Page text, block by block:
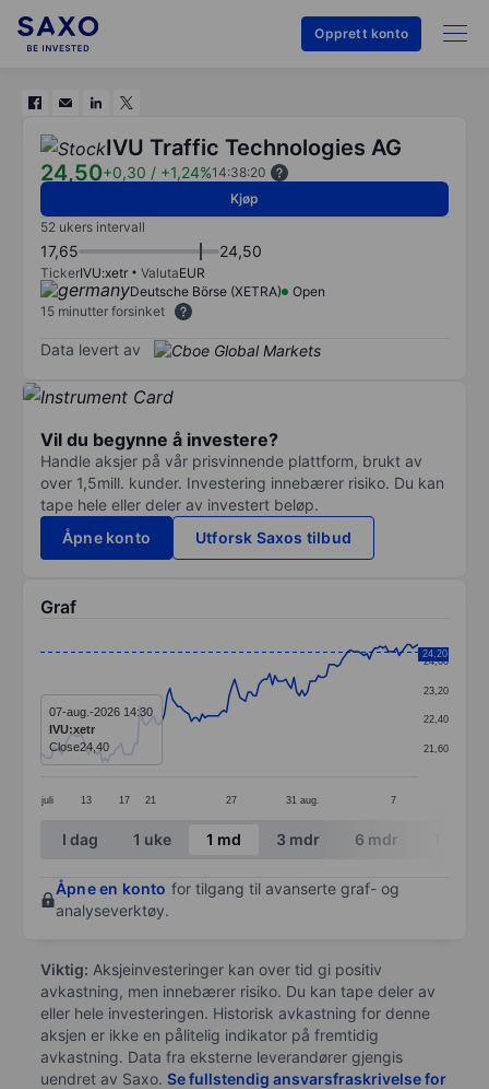
Opprett konto
IVU Traffic Technologies AG
24,50+0,30 / +1,24%14:38:20
Kjøp
52 ukers intervall
17,65 24,50
TickerIVU:xetr ValutaEUR
Deutsche Börse (XETRA)
Open
15 minutter forsinket
Data levert av
Vil du begynne å investere?
Handle aksjer på vår prisvinnende plattform, brukt av
over 1,5mill. kunder. Investering innebærer risiko. Du kan
tape hele eller deler av investert beløp.
Åpne konto
Utforsk Saxos tilbud
Graf
Line chart with 141 data points.
The chart has 1 X axis displaying categories.
The chart has 1 Y axis displaying values. Data
juli 13 17 21 27 31 aug. 7
21,60
22,40
23,20
24,00
24,20
07-aug.-2026 14:30
IVU:xetr
Close24,40
End of interactive chart.
I dag 1 uke 1 md 3 mdr 6 mdr
Åpne en konto for tilgang til avanserte graf- og
analyseverktøy.
Viktig: Aksjeinvesteringer kan over tid gi positiv
avkastning, men innebærer risiko. Du kan tape deler av
eller hele investeringen. Historisk avkastning for denne
aksjen er ikke en pålitelig indikator på fremtidig
avkastning. Data fra eksterne leverandører gjengis
uendret av Saxo. Se fullstendig ansvarsfraskrivelse for